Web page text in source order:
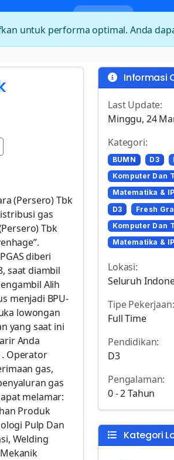
(Persero) Tbk
gas
Tbk
diberi
saat diambil
Alih
menjadi BPU-
lowongan
yang saat ini
Anda
Operator
gas,
gas
melamar:
Produk
Pulp Dan
Welding
Informasi
Last Update:
Minggu, 24
Kategori:
BUMN D3
Komputer Dan
Matematika &
D3
Fresh
Komputer Dan
Matematika &
Lokasi:
Seluruh
Tipe Pekerjaan:
Full Time
Pendidikan:
D3
Pengalaman:
0 - 2 Tahun
Kategori
untuk performa optimal. Anda